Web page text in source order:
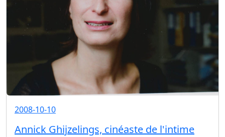
2008-10-10
Annick Ghijzelings, cinéaste de l'intime